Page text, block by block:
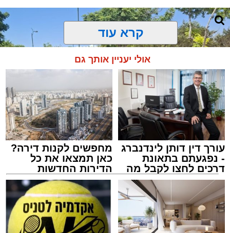
צילום: דוברות איחוד הצלה
מערכת האתר / 15:39 07.08.26
קרא עוד
אולי יעניין אותך גם
עורך דין דותן לינדנברג
- נפגעתם בתאונת
דרכים לחצו לקבל מה
שמגיע לכם
מחפשים לקנות דירה?
כאן תמצאו את כל
הדירות החדשות
למכירה באשדוד >>>